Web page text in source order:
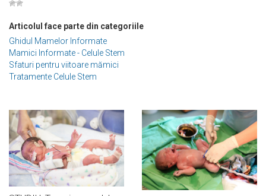
Articolul face parte din categoriile
Ghidul Mamelor Informate
Mamici Informate - Celule Stem
Sfaturi pentru viitoare mămici
Tratamente Celule Stem